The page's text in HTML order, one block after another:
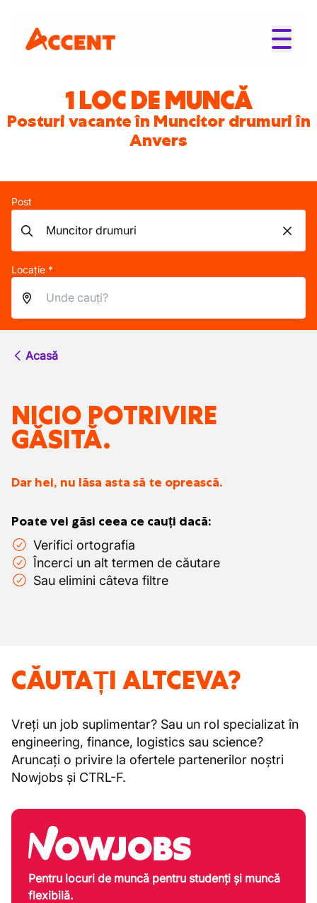
1 LOC DE MUNCĂ
Posturi vacante în Muncitor drumuri în
Anvers
Post
Locație *
Acasă
NICIO POTRIVIRE
GĂSITĂ.
Dar hei, nu lăsa asta să te oprească.
Poate vei găsi ceea ce cauți dacă:
Verifici ortografia
Încerci un alt termen de căutare
Sau elimini câteva filtre
CĂUTAȚI ALTCEVA?
Vreți un job suplimentar? Sau un rol specializat în
engineering, finance, logistics sau science?
Aruncați o privire la ofertele partenerilor noștri
Nowjobs și CTRL-F.
Pentru locuri de muncă pentru studenți și muncă
flexibilă.